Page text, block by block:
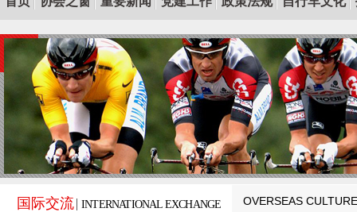
国际交流 INTERNATIONAL EXCHANGE OVERSEAS